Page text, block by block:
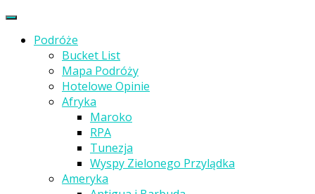
Podróże
Bucket List
Mapa Podróży
Hotelowe Opinie
Afryka
Maroko
RPA
Tunezja
Wyspy Zielonego Przylądka
Ameryka